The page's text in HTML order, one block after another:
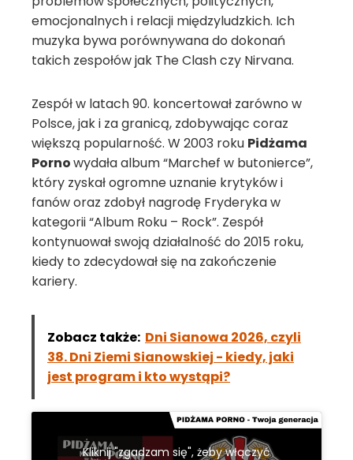
emocjonalnych i relacji międzyludzkich. Ich
muzyka bywa porównywana do dokonań
takich zespołów jak The Clash czy Nirvana.
Zespół w latach 90. koncertował zarówno w
Polsce, jak i za granicą, zdobywając coraz
większą popularność. W 2003 roku Pidżama
Pornowydała album “Marchef w butonierce”,
który zyskał ogromne uznanie krytyków i
fanów oraz zdobył nagrodę Fryderyka w
kategorii “Album Roku – Rock”. Zespół
kontynuował swoją działalność do 2015 roku,
kiedy to zdecydował się na zakończenie
kariery.
Zobacz także: Dni Sianowa 2026, czyli
38. Dni Ziemi Sianowskiej - kiedy, jaki
jest program i kto wystąpi?
Kliknij "zgadzam się", żeby włączyć